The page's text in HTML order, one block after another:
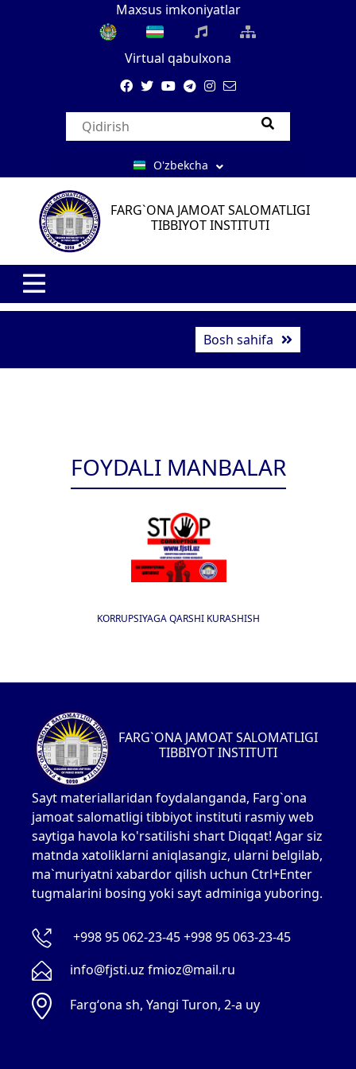
Maxsus imkoniyatlar
Virtual qabulxona
O'zbekcha
FARG`ONA JAMOAT SALOMATLIGI
TIBBIYOT INSTITUTI
Bosh sahifa
FOYDALI MANBALAR
KORRUPSIYAGA QARSHI KURASHISH
FARG`ONA JAMOAT SALOMATLIGI
TIBBIYOT INSTITUTI
Sayt materiallaridan foydalanganda, Farg`ona
jamoat salomatligi tibbiyot instituti rasmiy web
saytiga havola ko'rsatilishi shart Diqqat! Agar siz
matnda xatoliklarni aniqlasangiz, ularni belgilab,
ma`muriyatni xabardor qilish uchun Ctrl+Enter
tugmalarini bosing yoki sayt adminiga yuboring.
+998 95 062-23-45 +998 95 063-23-45
info@fjsti.uz fmioz@mail.ru
Fargʻona sh, Yangi Turon, 2-a uy